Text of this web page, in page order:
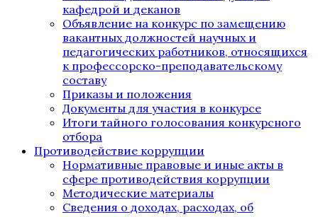
кафедрой и деканов
Объявление на конкурс по замещению
вакантных должностей научных и
педагогических работников, относящихся
к профессорско-преподавательскому
составу
Приказы и положения
Документы для участия в конкурсе
Итоги тайного голосования конкурсного
отбора
Противодействие коррупции
Нормативные правовые и иные акты в
сфере противодействия коррупции
Методические материалы
Сведения о доходах, расходах, об